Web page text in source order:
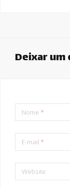
Deixar
Nome *
E-mail *
Website